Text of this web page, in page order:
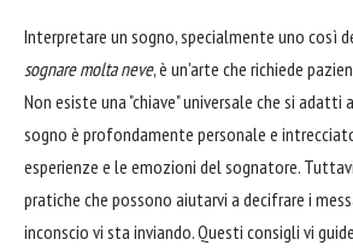
Interpretare un sogno, specialmente uno così
sognare molta neve, è un'arte che richiede
Non esiste una "chiave" universale che si
sogno è profondamente personale e
esperienze e le emozioni del sognatore.
pratiche che possono aiutarvi a decifrare i
inconscio vi sta inviando. Questi consigli vi